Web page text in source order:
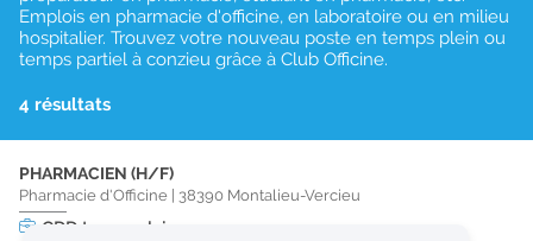
Emplois en pharmacie d'officine, en laboratoire ou en milieu
hospitalier. Trouvez votre nouveau poste en temps plein ou
temps partiel à conzieu grâce à Club Officine.
4 résultats
PHARMACIEN (H/F)
Pharmacie d'Officine 38390 Montalieu-Vercieu
CDD temps plein